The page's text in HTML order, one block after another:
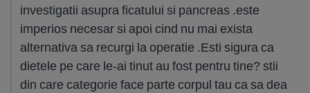
investigatii asupra ficatului si pancreas .este
imperios necesar si apoi cind nu mai exista
alternativa sa recurgi la operatie .Esti sigura ca
dietele pe care le-ai tinut au fost pentru tine? stii
din care categorie face parte corpul tau ca sa dea